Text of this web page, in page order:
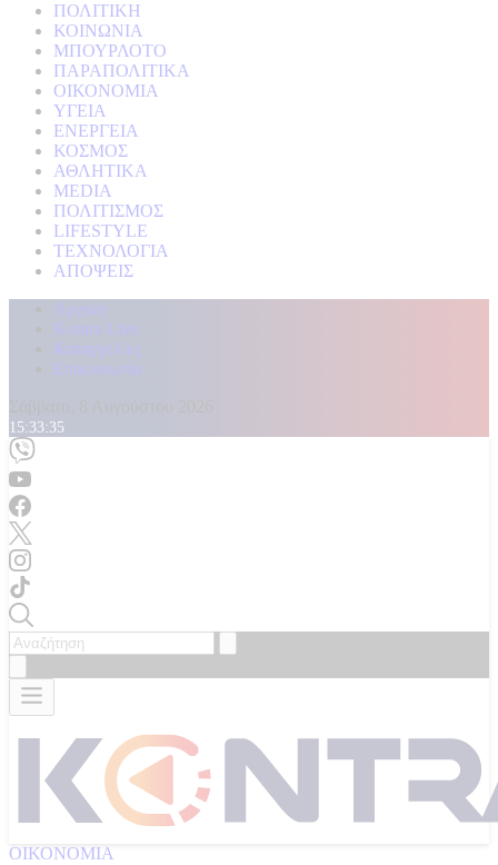
ΠΟΛΙΤΙΚΗ
ΚΟΙΝΩΝΙΑ
ΜΠΟΥΡΛΟΤΟ
ΠΑΡΑΠΟΛΙΤΙΚΑ
ΟΙΚΟΝΟΜΙΑ
ΥΓΕΙΑ
ΕΝΕΡΓΕΙΑ
ΚΟΣΜΟΣ
ΑΘΛΗΤΙΚΑ
MEDIA
ΠΟΛΙΤΙΣΜΟΣ
LIFESTYLE
ΤΕΧΝΟΛΟΓΙΑ
ΑΠΟΨΕΙΣ
Αρχική
Kontra Live
Καταγγελίες
Επικοινωνία
15:33:37
ΟΙΚΟΝΟΜΙΑ